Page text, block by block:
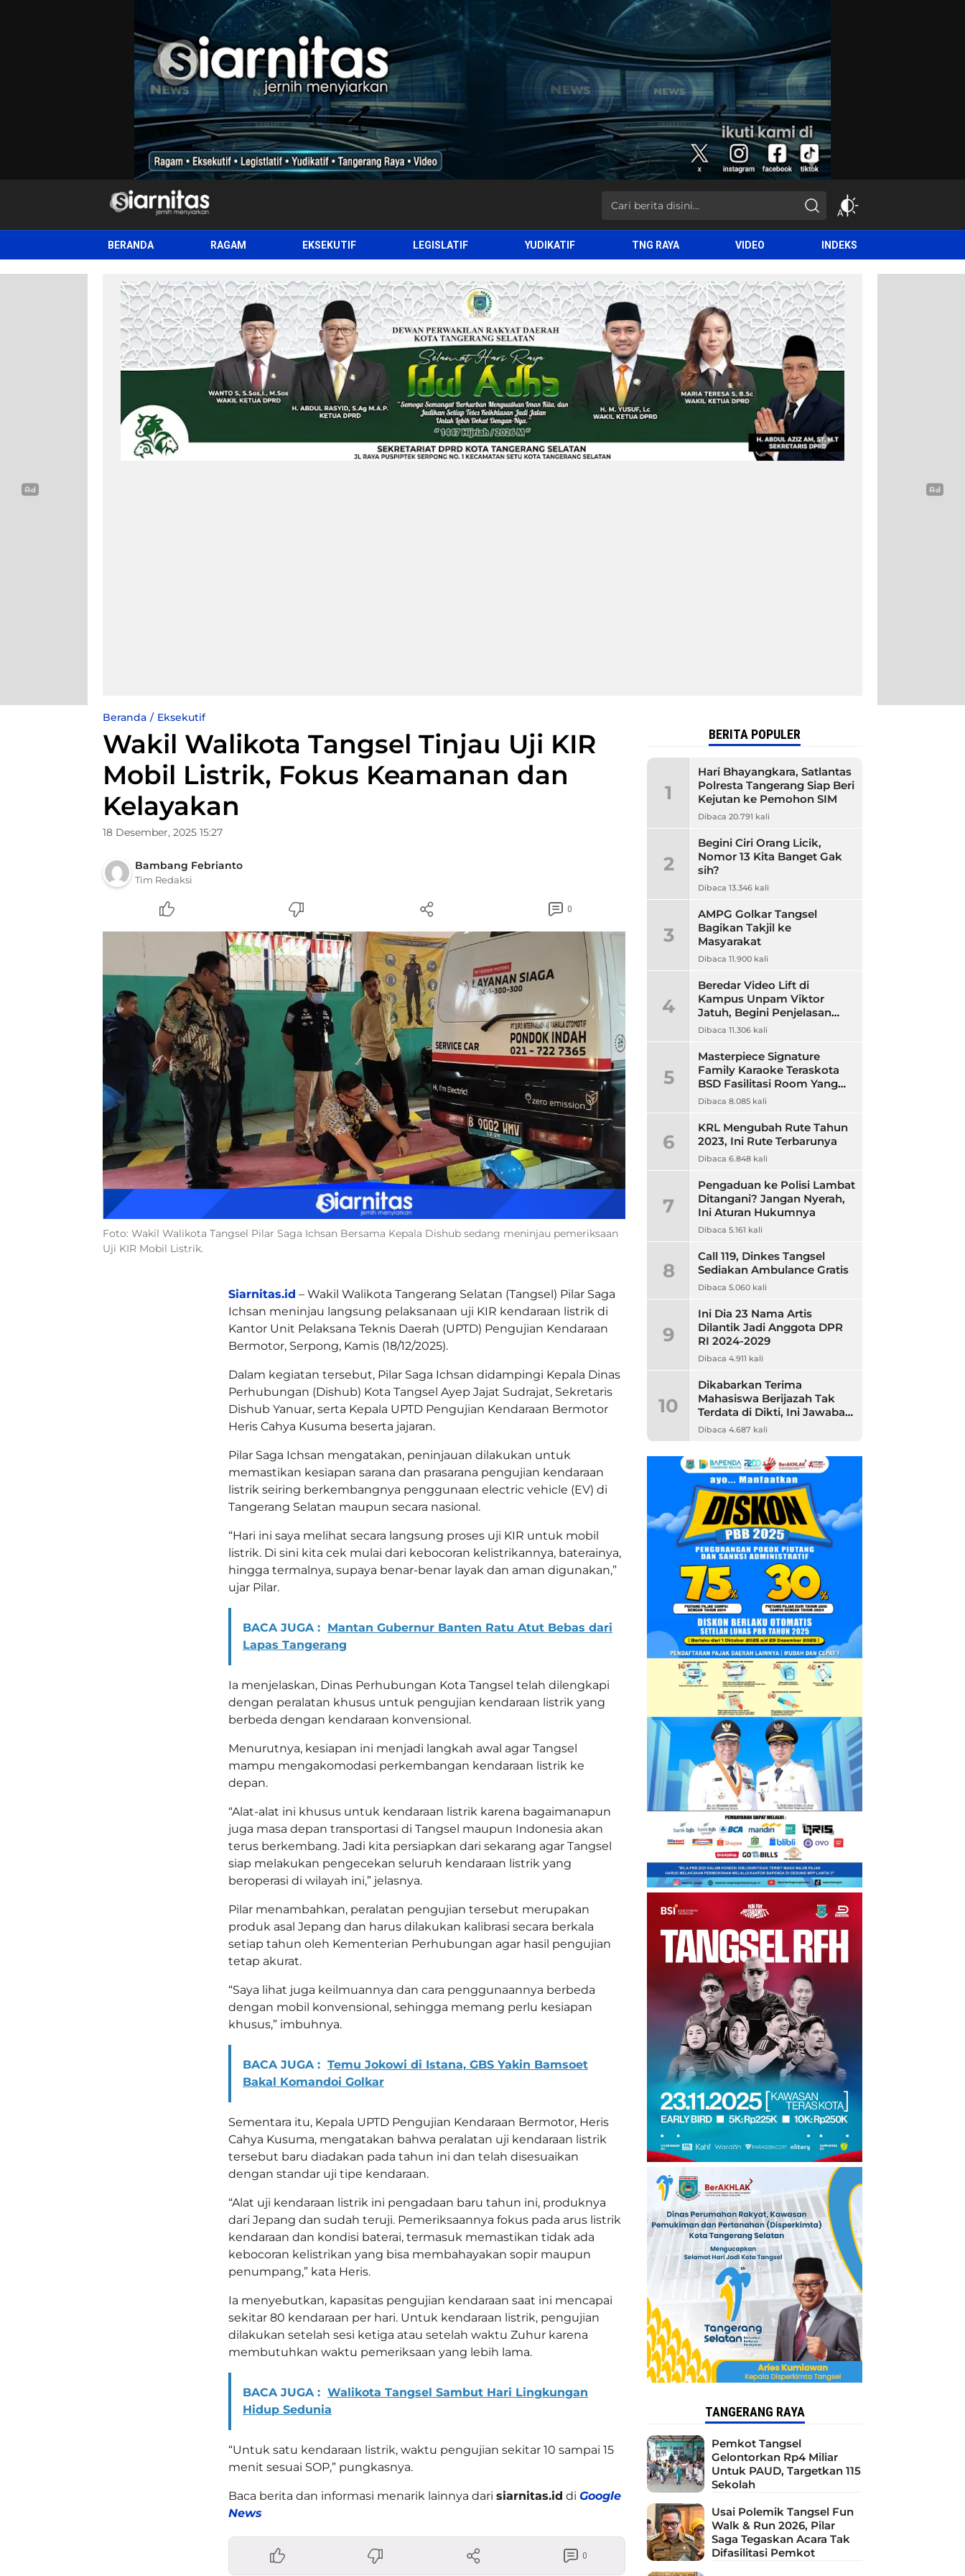
siarnitas
Jernih Menyiarkan
BERANDA RAGAM EKSEKUTIF LEGISLATIF YUDIKATIF TNG RAYA VIDEO INDEKS
Beranda Eksekutif
Wakil Walikota Tangsel Tinjau Uji KIR
Mobil Listrik, Fokus Keamanan dan
Kelayakan
18 Desember, 2025 15:27
Bambang Febrianto
Tim Redaksi
0
Foto: Wakil Walikota Tangsel Pilar Saga Ichsan Bersama Kepala Dishub sedang meninjau pemeriksaan
Uji KIR Mobil Listrik.
Siarnitas.id – Wakil Walikota Tangerang Selatan (Tangsel) Pilar Saga
Ichsan meninjau langsung pelaksanaan uji KIR kendaraan listrik di
Kantor Unit Pelaksana Teknis Daerah (UPTD) Pengujian Kendaraan
Bermotor, Serpong, Kamis (18/12/2025).
Dalam kegiatan tersebut, Pilar Saga Ichsan didampingi Kepala Dinas
Perhubungan (Dishub) Kota Tangsel Ayep Jajat Sudrajat, Sekretaris
Dishub Yanuar, serta Kepala UPTD Pengujian Kendaraan Bermotor
Heris Cahya Kusuma beserta jajaran.
Pilar Saga Ichsan mengatakan, peninjauan dilakukan untuk
memastikan kesiapan sarana dan prasarana pengujian kendaraan
listrik seiring berkembangnya penggunaan electric vehicle (EV) di
Tangerang Selatan maupun secara nasional.
“Hari ini saya melihat secara langsung proses uji KIR untuk mobil
listrik. Di sini kita cek mulai dari kebocoran kelistrikannya, baterainya,
hingga termalnya, supaya benar-benar layak dan aman digunakan,”
ujar Pilar.
BACA JUGA : Mantan Gubernur Banten Ratu Atut Bebas dari
Lapas Tangerang
Ia menjelaskan, Dinas Perhubungan Kota Tangsel telah dilengkapi
dengan peralatan khusus untuk pengujian kendaraan listrik yang
berbeda dengan kendaraan konvensional.
Menurutnya, kesiapan ini menjadi langkah awal agar Tangsel
mampu mengakomodasi perkembangan kendaraan listrik ke
depan.
“Alat-alat ini khusus untuk kendaraan listrik karena bagaimanapun
juga masa depan transportasi di Tangsel maupun Indonesia akan
terus berkembang. Jadi kita persiapkan dari sekarang agar Tangsel
siap melakukan pengecekan seluruh kendaraan listrik yang
beroperasi di wilayah ini,” jelasnya.
Pilar menambahkan, peralatan pengujian tersebut merupakan
produk asal Jepang dan harus dilakukan kalibrasi secara berkala
setiap tahun oleh Kementerian Perhubungan agar hasil pengujian
tetap akurat.
“Saya lihat juga keilmuannya dan cara penggunaannya berbeda
dengan mobil konvensional, sehingga memang perlu kesiapan
khusus,” imbuhnya.
BACA JUGA : Temu Jokowi di Istana, GBS Yakin Bamsoet
Bakal Komandoi Golkar
Sementara itu, Kepala UPTD Pengujian Kendaraan Bermotor, Heris
Cahya Kusuma, mengatakan bahwa peralatan uji kendaraan listrik
tersebut baru diadakan pada tahun ini dan telah disesuaikan
dengan standar uji tipe kendaraan.
“Alat uji kendaraan listrik ini pengadaan baru tahun ini, produknya
dari Jepang dan sudah teruji. Pemeriksaannya fokus pada arus listrik
kendaraan dan kondisi baterai, termasuk memastikan tidak ada
kebocoran kelistrikan yang bisa membahayakan sopir maupun
penumpang,” kata Heris.
Ia menyebutkan, kapasitas pengujian kendaraan saat ini mencapai
sekitar 80 kendaraan per hari. Untuk kendaraan listrik, pengujian
dilakukan setelah sesi ketiga atau setelah waktu Zuhur karena
membutuhkan waktu pemeriksaan yang lebih lama.
BACA JUGA : Walikota Tangsel Sambut Hari Lingkungan
Hidup Sedunia
“Untuk satu kendaraan listrik, waktu pengujian sekitar 10 sampai 15
menit sesuai SOP,” pungkasnya.
Baca berita dan informasi menarik lainnya dari siarnitas.id di Google
News
0
BERITA POPULER
1
Hari Bhayangkara, Satlantas
Polresta Tangerang Siap Beri
Kejutan ke Pemohon SIM
Dibaca 20.791 kali
2
Begini Ciri Orang Licik,
Nomor 13 Kita Banget Gak
sih?
Dibaca 13.346 kali
3
AMPG Golkar Tangsel
Bagikan Takjil ke
Masyarakat
Dibaca 11.900 kali
4
Beredar Video Lift di
Kampus Unpam Viktor
Jatuh, Begini Penjelasan
Rektor Unpam
Dibaca 11.306 kali
5
Masterpiece Signature
Family Karaoke Teraskota
BSD Fasilitasi Room Yang
Nyaman dan Harga
Dibaca 8.085 kali
6
KRL Mengubah Rute Tahun
2023, Ini Rute Terbarunya
Dibaca 6.848 kali
7
Pengaduan ke Polisi Lambat
Ditangani? Jangan Nyerah,
Ini Aturan Hukumnya
Dibaca 5.161 kali
8
Call 119, Dinkes Tangsel
Sediakan Ambulance Gratis
Dibaca 5.060 kali
9
Ini Dia 23 Nama Artis
Dilantik Jadi Anggota DPR
RI 2024-2029
Dibaca 4.911 kali
10
Dikabarkan Terima
Mahasiswa Berijazah Tak
Terdata di Dikti, Ini Jawaban
Unpam
Dibaca 4.687 kali
TANGERANG RAYA
Pemkot Tangsel
Gelontorkan Rp4 Miliar
Untuk PAUD, Targetkan 115
Sekolah
Usai Polemik Tangsel Fun
Walk & Run 2026, Pilar
Saga Tegaskan Acara Tak
Difasilitasi Pemkot